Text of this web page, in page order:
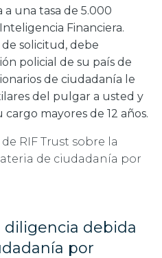
una tasa de 5.000
Financiera.
solicitud, debe
policial de su país de
de ciudadanía le
del pulgar a usted y
cargo mayores de 12 años.
diligencia debida
por